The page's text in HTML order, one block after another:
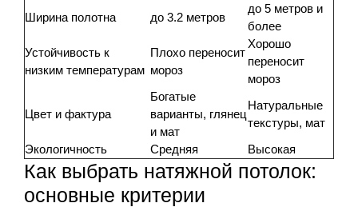
Ширина полотна
до 3.2 метров
до 5 метров и
более
Устойчивость к
низким температурам
Плохо переносит
мороз
Хорошо
переносит
мороз
Цвет и фактура
Богатые
варианты, глянец
и мат
Натуральные
текстуры, мат
Экологичность
Средняя Высокая
Как выбрать натяжной потолок:
основные критерии